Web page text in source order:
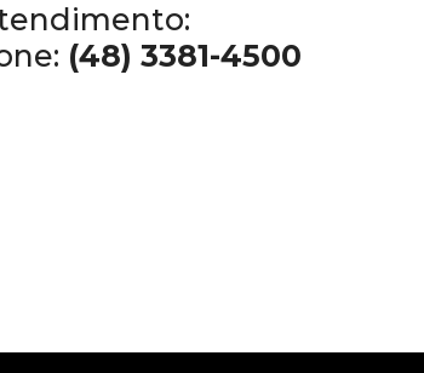
(48) 3381-4500